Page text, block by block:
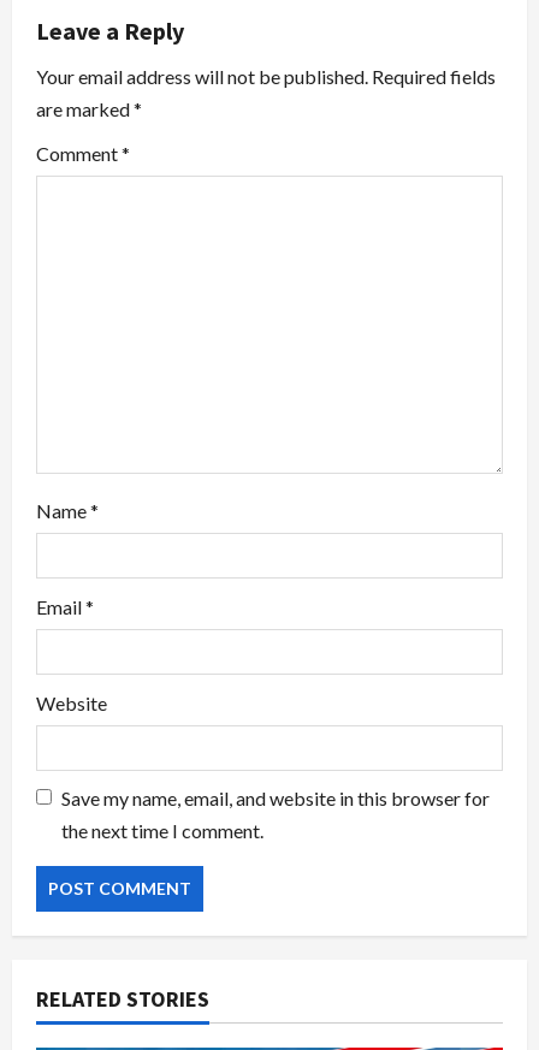
v
i
g
a
Leave a Reply
Your email address will not be published. Required fields
are marked*
Comment*
Name*
Email*
Website
Save my name, email, and website in this browser for
the next time I comment.
RELATED STORIES